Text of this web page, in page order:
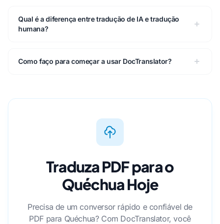
Qual é a diferença entre tradução de IA e tradução
humana?
Como faço para começar a usar DocTranslator?
Traduza PDF para o
Quéchua Hoje
Precisa de um conversor rápido e confiável de
PDF para Quéchua? Com DocTranslator, você